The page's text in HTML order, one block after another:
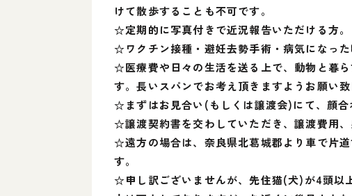
けて散歩することも不可です。
☆定期的に写真付きで近況報告いただける方。
☆ワクチン接種・避妊去勢手術・病気になっ
☆医療費や日々の生活を送る上で、動物と暮
す。長いスパンでお考え頂きますようお願い致
☆まずはお見合い(もしくは譲渡会)にて、顔合
☆譲渡契約書を交わしていただき、譲渡費用、
☆遠方の場合は、奈良県北葛城郡より車で片
す。
☆申し訳ございませんが、先住猫(犬)が4頭以